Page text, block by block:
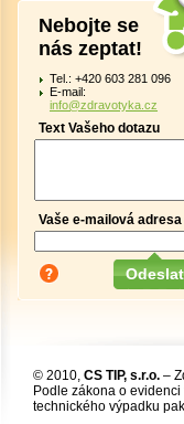
Nebojte se
nás zeptat!
Tel.: +420 603 281 096
E-mail:
info@zdravotyka.cz
Text Vašeho dotazu
Vaše e-mailová adresa
© 2010, CS TIP, s.r.o. –
Podle zákona o
technického výpadku